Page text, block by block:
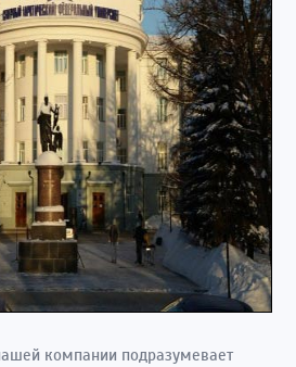
компании подразумевает